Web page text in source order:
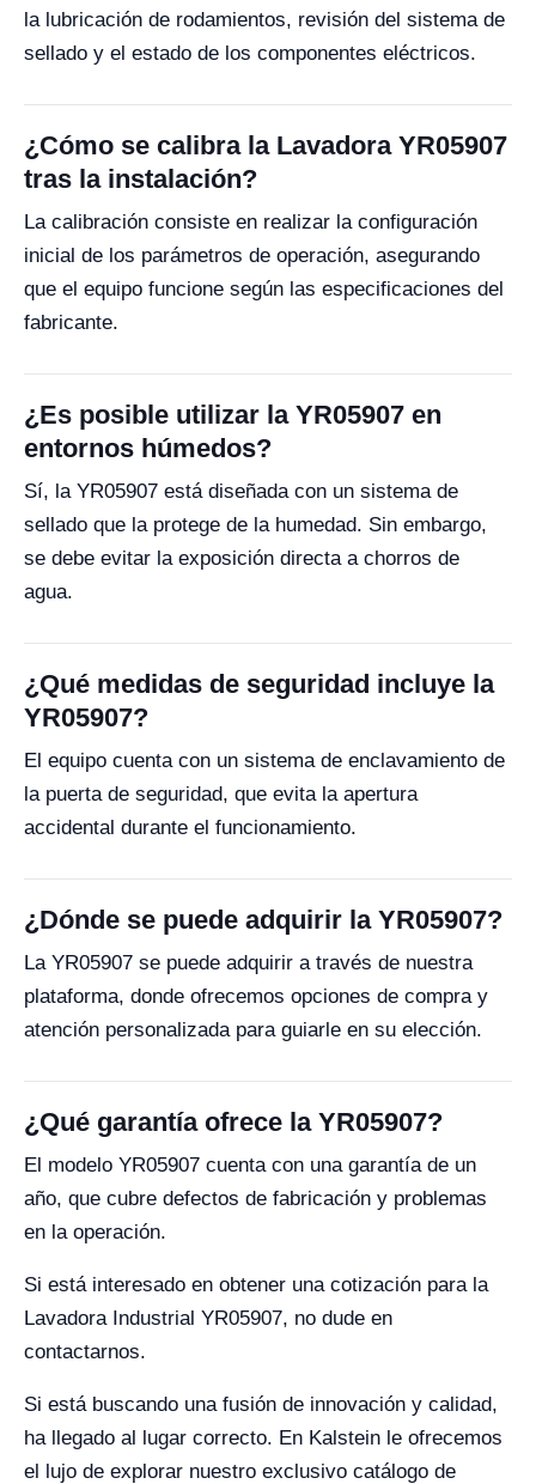
la lubricación de rodamientos, revisión del sistema de
sellado y el estado de los componentes eléctricos.
¿Cómo se calibra la Lavadora YR05907
tras la instalación?
La calibración consiste en realizar la configuración
inicial de los parámetros de operación, asegurando
que el equipo funcione según las especificaciones del
fabricante.
¿Es posible utilizar la YR05907 en
entornos húmedos?
Sí, la YR05907 está diseñada con un sistema de
sellado que la protege de la humedad. Sin embargo,
se debe evitar la exposición directa a chorros de
agua.
¿Qué medidas de seguridad incluye la
YR05907?
El equipo cuenta con un sistema de enclavamiento de
la puerta de seguridad, que evita la apertura
accidental durante el funcionamiento.
¿Dónde se puede adquirir la YR05907?
La YR05907 se puede adquirir a través de nuestra
plataforma, donde ofrecemos opciones de compra y
atención personalizada para guiarle en su elección.
¿Qué garantía ofrece la YR05907?
El modelo YR05907 cuenta con una garantía de un
año, que cubre defectos de fabricación y problemas
en la operación.
Si está interesado en obtener una cotización para la
Lavadora Industrial YR05907, no dude en
contactarnos.
Si está buscando una fusión de innovación y calidad,
ha llegado al lugar correcto. En Kalstein le ofrecemos
el lujo de explorar nuestro exclusivo catálogo de